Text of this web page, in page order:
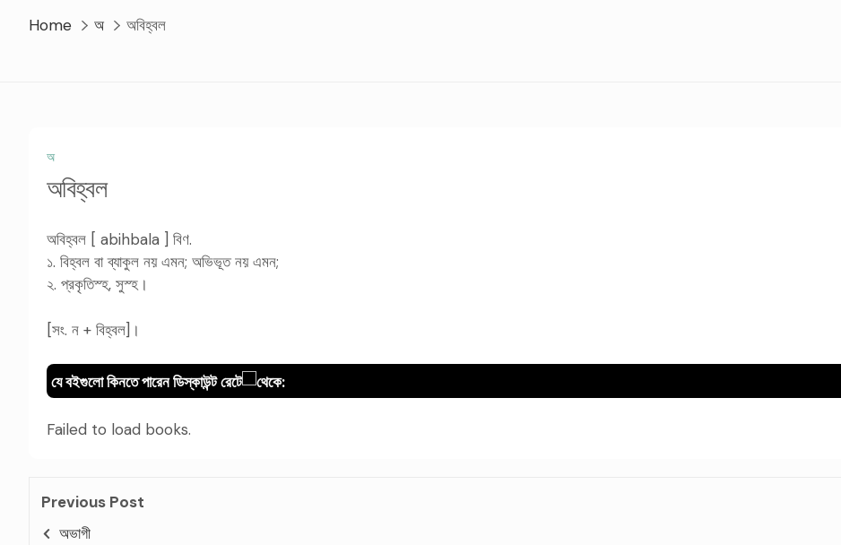
Home অ অবিহ্বল
অ
অবিহ্বল
অবিহ্বল [ abihbala ] বিণ.
১. বিহ্বল বা ব্যাকুল নয় এমন; অভিভূত নয় এমন;
২. প্রকৃতিস্হ, সুস্হ।
[সং. ন + বিহ্বল]।
যে বইগুলো কিনতে পারেন ডিস্কাউন্ট রেটে থেকে:
Failed to load books.
Previous Post
অভাগী